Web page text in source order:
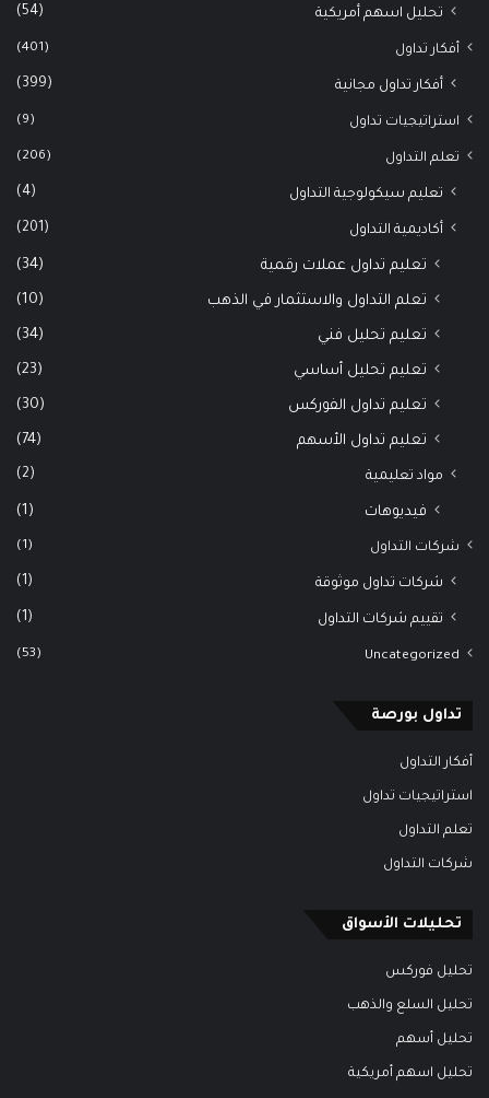
تحليل اسهم أمريكية (54)
أفكار تداول (401)
أفكار تداول مجانية (399)
استراتيجيات تداول (9)
تعلم التداول (206)
تعليم سيكولوجية التداول (4)
أكاديمية التداول (201)
تعليم تداول عملات رقمية (34)
تعلم التداول والاستثمار في الذهب (10)
تعليم تحليل فني (34)
تعليم تحليل أساسي (23)
تعليم تداول الفوركس (30)
تعليم تداول الأسهم (74)
مواد تعليمية (2)
فيديوهات (1)
شركات التداول (1)
شركات تداول موثوقة (1)
تقييم شركات التداول (1)
Uncategorized
(53)
تداول بورصة
أفكار التداول
استراتيجيات تداول
تعلم التداول
شركات التداول
تحليلات الأسواق
تحليل فوركس
تحليل السلع والذهب
تحليل أسهم
تحليل اسهم أمريكية